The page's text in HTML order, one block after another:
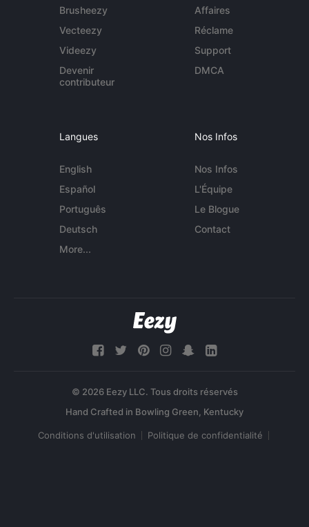
Brusheezy
Vecteezy
Videezy
Devenir
contributeur
Affaires
Réclame
Support
DMCA
Langues
English
Español
Português
Deutsch
More...
Nos Infos
Nos Infos
L'Équipe
Le Blogue
Contact
© 2026 Eezy LLC. Tous droits réservés
Conditions d'utilisation Politique de confidentialité